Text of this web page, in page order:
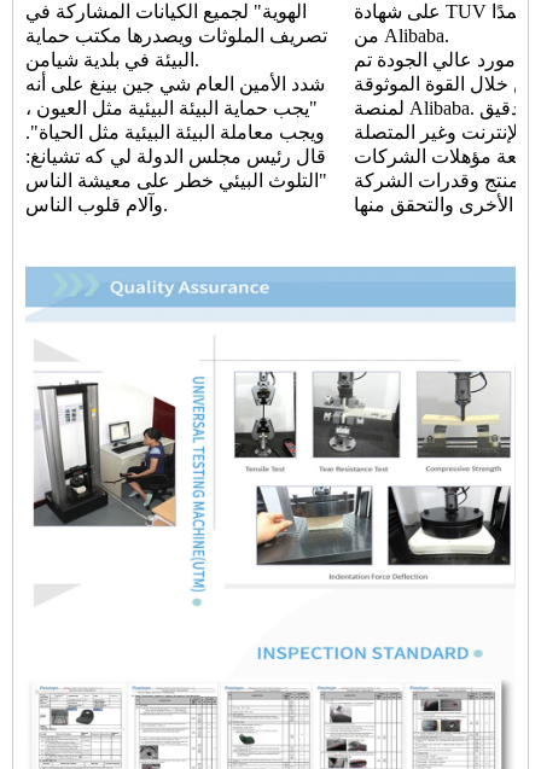
الهوية" لجميع الكيانات المشاركة في
تصريف الملوثات ويصدرها مكتب حماية
البيئة في بلدية شيامن.
شدد الأمين العام شي جين بينغ على أنه
"يجب حماية البيئة البيئية مثل العيون ،
ويجب معاملة البيئة البيئية مثل الحياة".
قال رئيس مجلس الدولة لي كه تشيانغ:
"التلوث البيئي خطر على معيشة الناس
وآلام قلوب الناس.
على شهادة TUV وأصبحت موردًا معتمدًا
من Alibaba.
هو مورد عالي الجودة تم
خلال القوة الموثوقة
لمنصة Alibaba. من خلال عمليات التدقيق
الإنترنت وغير المتصلة
مؤهلات الشركات
المنتج وقدرات الشركة